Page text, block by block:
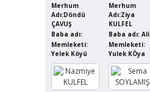
Merhum
Adı:Döndü
ÇAVUŞ
Baba adı:
Memleketi:
Yelek Köyü
Merhum
Adı:Ziya
KULFEL
Baba adı: Ali
Memleketi:
Yulek KÖya